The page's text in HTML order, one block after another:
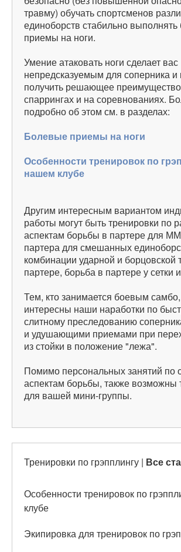
травму) обучать спортсменов
единоборств стабильно
приемы на ноги.
Умение атаковать ноги сделает вас
непредсказуемым для соперника
получить решающее
спаррингах и на соревнованиях.
подробно об этом см. в разделах:
Болевые приемы на ноги
Особенности тренировок по
нашем клубе
Другим интересным вариантом
работы могут быть тренировки по
аспектам борьбы в партере для
партера для смешанных
комбинации ударной и борцовской
партере, борьба в партере у сетки
Тем, кто занимается боевым
интересны наши наработки по
слитному преследованию
и удушающими приемами при
из стойки в положение "лежа".
Помимо персональных занятий по
аспектам борьбы, также возможны
для вашей мини-группы.
Тренировки по грэпплингу | Все
Особенности тренировок по
клубе
Экипировка для тренировок по